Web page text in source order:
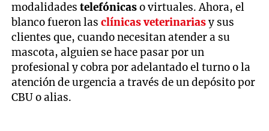
modalidades telefónicaso virtuales. Ahora, el
blanco fueron lasclínicas veterinariasy sus
clientes que, cuando necesitan atender a su
mascota, alguien se hace pasar por un
profesional y cobra por adelantado el turno o la
atención de urgencia a través de un depósito por
CBUo alias.